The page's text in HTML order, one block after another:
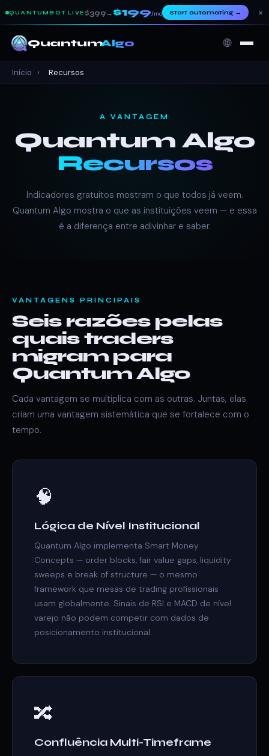
QUANTUMBOT LIVE $399 → $199/mo Start automating→ ×
QuantumAlgo 🌐
Início › Recursos
A VANTAGEM
Quantum Algo
Recursos
Indicadores gratuitos mostram o que todos já veem.
Quantum Algo mostra o que as instituições veem — e essa
é a diferença entre adivinhar e saber.
VANTAGENS PRINCIPAIS
Seis razões pelas
quais traders
migram para
Quantum Algo
Cada vantagem se multiplica com as outras. Juntas, elas
criam uma vantagem sistemática que se fortalece com o
tempo.
🧠
Lógica de Nível Institucional
Quantum Algo implementa Smart Money
Concepts — order blocks, fair value gaps, liquidity
sweeps e break of structure — o mesmo
framework que mesas de trading profissionais
usam globalmente. Sinais de RSI e MACD de nível
varejo não podem competir com dados de
posicionamento institucional.
🔀
Confluência Multi-Timeframe